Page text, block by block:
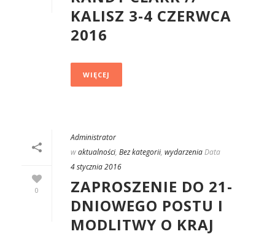
KALISZ 3-4 CZERWCA
2016
WIĘCEJ
0
Administrator
waktualności, Bez kategorii, wydarzeniaData
4 stycznia 2016
ZAPROSZENIE DO 21-
DNIOWEGO POSTU I
MODLITWY O KRAJ